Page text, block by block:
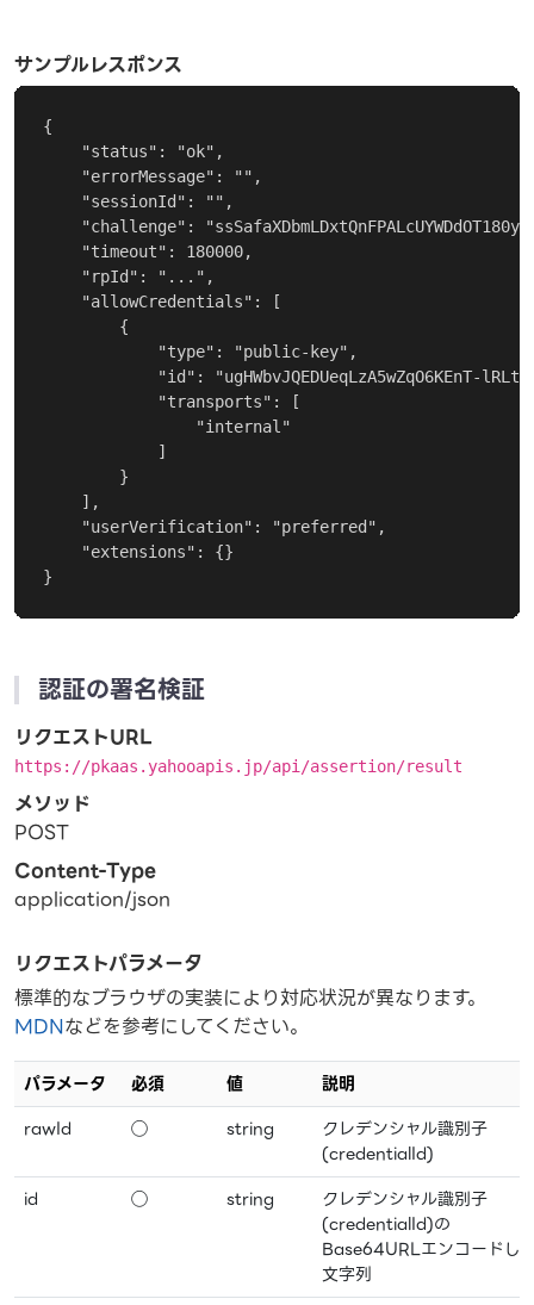
サンプルレスポンス
{
    "status": "ok",
    "errorMessage": "",
    "sessionId": "",
"challenge":
    "timeout": 180000,
    "rpId": "...",
    "allowCredentials": [
        {
            "type": "public-key",
"id": "ugHWbvJQEDUeqLzA5wZqO6KEnT-
            "transports": [
                "internal"
            ]
        }
    ],
    "userVerification": "preferred",
    "extensions": {}
}
認証の署名検証
リクエストURL
https://pkaas.yahooapis.jp/api/assertion/result
メソッド
POST
Content-Type
application/json
リクエストパラメータ
標準的なブラウザの実装により対応状況が異なります。
MDNなどを参考にしてください。
パラメータ 必須 値
説明
rawId
◯ string
クレデンシャル識別子
(credentialId)
id
◯ string
クレデンシャル識別子
(credentialId)の
Base64URLエンコードし
文字列